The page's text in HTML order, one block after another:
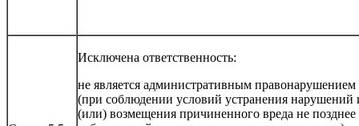
Исключена ответственность:
не является административным правонарушением
(при соблюдении условий устранения нарушений
(или) возмещения причиненного вреда не позднее